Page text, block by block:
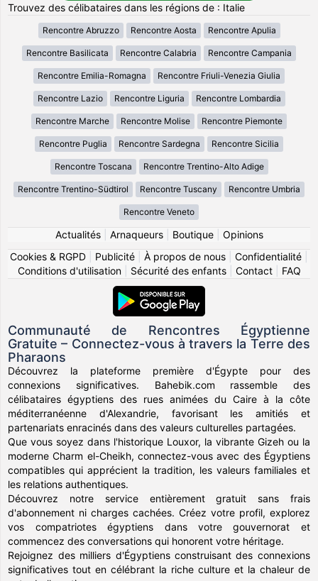
Trouvez des célibataires dans les régions de : Italie
Rencontre Abruzzo Rencontre Aosta Rencontre Apulia
Rencontre Basilicata Rencontre Calabria Rencontre Campania
Rencontre Emilia-Romagna Rencontre Friuli-Venezia Giulia
Rencontre Lazio Rencontre Liguria Rencontre Lombardia
Rencontre Marche Rencontre Molise Rencontre Piemonte
Rencontre Puglia Rencontre Sardegna Rencontre Sicilia
Rencontre Toscana Rencontre Trentino-Alto Adige
Rencontre Trentino-Südtirol Rencontre Tuscany Rencontre Umbria
Rencontre Veneto
Actualités| Arnaqueurs| Boutique| Opinions
Cookies & RGPD
Publicité À propos de nous Confidentialité
Conditions d'utilisation| Sécurité des enfants| Contact| FAQ
Communauté de Rencontres Égyptienne
Gratuite – Connectez-vous à travers la Terre des
Pharaons
Découvrez la plateforme première d'Égypte pour des
connexions significatives. Bahebik.com rassemble des
célibataires égyptiens des rues animées du Caire à la côte
méditerranéenne d'Alexandrie, favorisant les amitiés et
partenariats enracinés dans des valeurs culturelles partagées.
Que vous soyez dans l'historique Louxor, la vibrante Gizeh ou la
moderne Charm el-Cheikh, connectez-vous avec des Égyptiens
compatibles qui apprécient la tradition, les valeurs familiales et
les relations authentiques.
Découvrez notre service entièrement gratuit sans frais
d'abonnement ni charges cachées. Créez votre profil, explorez
vos compatriotes égyptiens dans votre gouvernorat et
commencez des conversations qui honorent votre héritage.
Rejoignez des milliers d'Égyptiens construisant des connexions
significatives tout en célébrant la riche culture et la chaleur de